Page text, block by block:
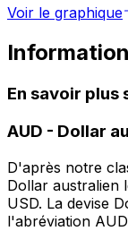
Voir le graphique
En savoir plus
AUD - Dollar
D'après notre
Dollar australien
USD. La devise
l'abréviation